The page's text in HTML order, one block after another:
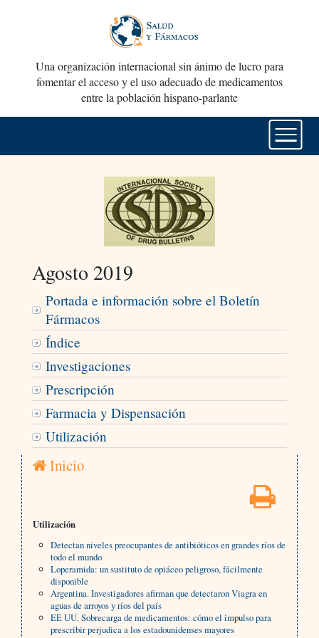
Una organización internacional sin ánimo de lucro para
fomentar el acceso y el uso adecuado de medicamentos
entre la población hispano-parlante
Agosto 2019
Portada e información sobre el Boletín
Fármacos
Índice
Investigaciones
Prescripción
Farmacia y Dispensación
Utilización
Inicio
Utilización
Detectan niveles preocupantes de antibióticos en grandes ríos de
todo el mundo
Loperamida: un sustituto de opiáceo peligroso, fácilmente
disponible
Argentina. Investigadores afirman que detectaron Viagra en
aguas de arroyos y ríos del país
EE UU. Sobrecarga de medicamentos: cómo el impulso para
prescribir perjudica a los estadounidenses mayores